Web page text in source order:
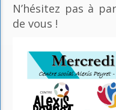
N’hésitez pas à
de vous !